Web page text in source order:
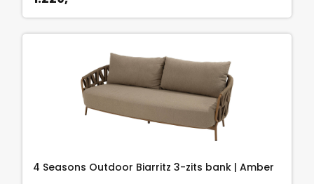
4 Seasons Outdoor Biarritz 3-zits bank | Amber